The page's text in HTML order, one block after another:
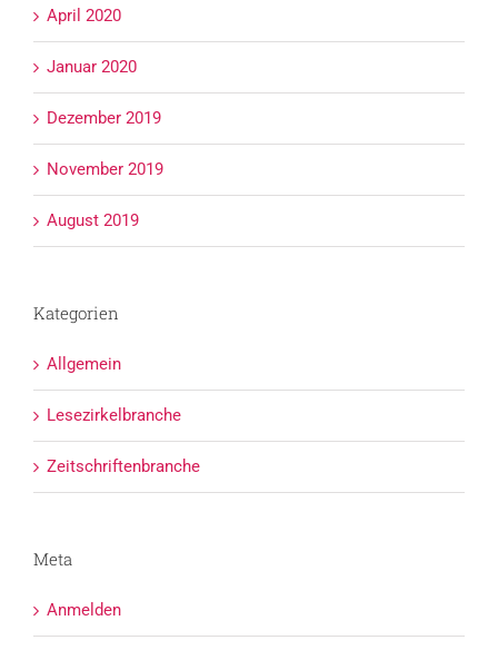
April 2020
Januar 2020
Dezember 2019
November 2019
August 2019
Kategorien
Allgemein
Lesezirkelbranche
Zeitschriftenbranche
Meta
Anmelden